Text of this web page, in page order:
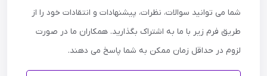
شما می توانید سوالات، نظرات، پیشنهادات و انتقادات خود را از
طریق فرم زیر با ما به اشتراک بگذارید. همکاران ما در صورت
لزوم در حداقل زمان ممکن به شما پاسخ می دهند.